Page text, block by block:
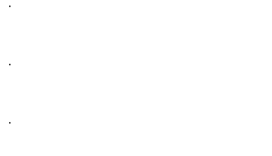
・
・
・